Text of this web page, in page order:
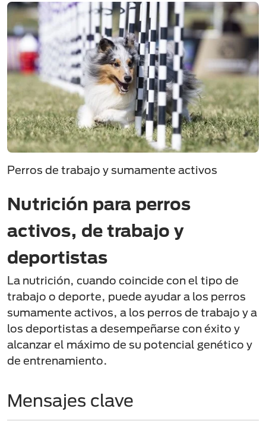
Perros de trabajo y sumamente activos
Nutrición para perros
activos, de trabajo y
deportistas
La nutrición, cuando coincide con el tipo de
trabajo o deporte, puede ayudar a los perros
sumamente activos, a los perros de trabajo y a
los deportistas a desempeñarse con éxito y
alcanzar el máximo de su potencial genético y
de entrenamiento.
Mensajes clave